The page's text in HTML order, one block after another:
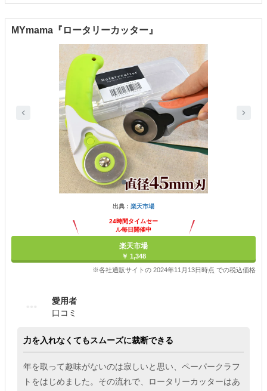
MYmama『ロータリーカッター』
出典： 楽天市場
24時間タイムセー
ル毎日開催中
楽天市場
￥ 1,348
※各社通販サイトの 2024年11月13日時点 での税込価格
愛用者
口コミ
力を入れなくてもスムーズに裁断できる
年を取って趣味がないのは寂しいと思い、ペーパークラフ
トをはじめました。その流れで、ロータリーカッターはあ